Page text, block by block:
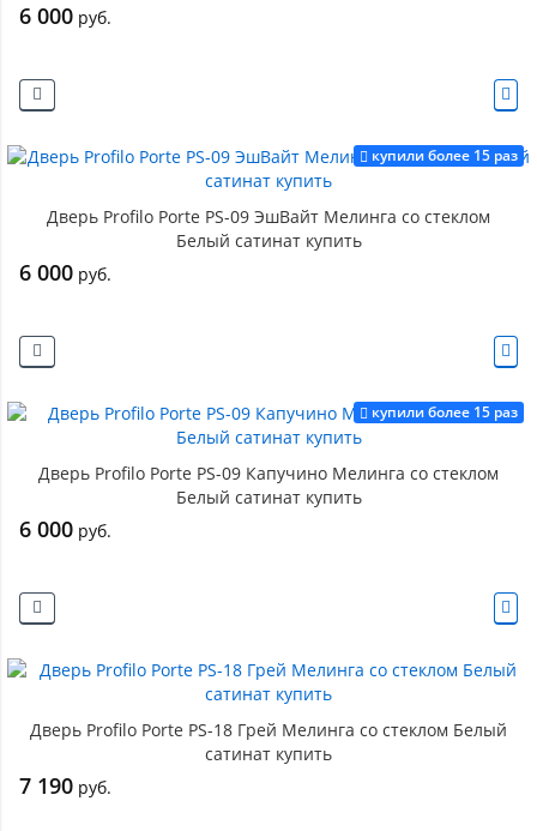
6 000 руб.
купили более 15 раз
Дверь Profilo Porte PS-09 ЭшВайт Мелинга со стеклом
Белый сатинат купить
6 000 руб.
купили более 15 раз
Дверь Profilo Porte PS-09 Капучино Мелинга со стеклом
Белый сатинат купить
6 000 руб.
Дверь Profilo Porte PS-18 Грей Мелинга со стеклом Белый
сатинат купить
7 190 руб.